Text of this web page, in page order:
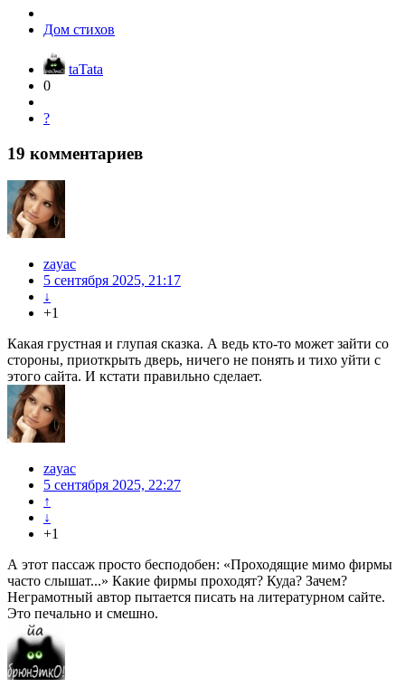
Дом стихов
taTata
0
?
19 комментариев
zayac
5 сентября 2025, 21:17
↓
+1
Какая грустная и глупая сказка. А ведь кто-то может зайти со
стороны, приоткрыть дверь, ничего не понять и тихо уйти с
этого сайта. И кстати правильно сделает.
zayac
5 сентября 2025, 22:27
↑
↓
+1
А этот пассаж просто бесподобен: «Проходящие мимо фирмы
часто слышат...» Какие фирмы проходят? Куда? Зачем?
Неграмотный автор пытается писать на литературном сайте.
Это печально и смешно.